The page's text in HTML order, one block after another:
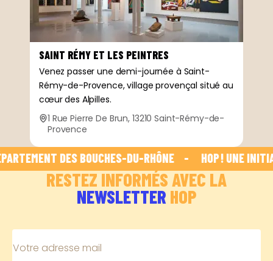
SAINT RÉMY ET LES PEINTRES
Venez passer une demi-journée à Saint-
Rémy-de-Provence, village provençal situé au
cœur des Alpilles.
1 Rue Pierre De Brun, 13210 Saint-Rémy-de-
Provence
DES BOUCHES-DU-RHÔNE    - HOP ! UNE
RESTEZ INFORMÉS AVEC LA
NEWSLETTER HOP
Votre adresse mail